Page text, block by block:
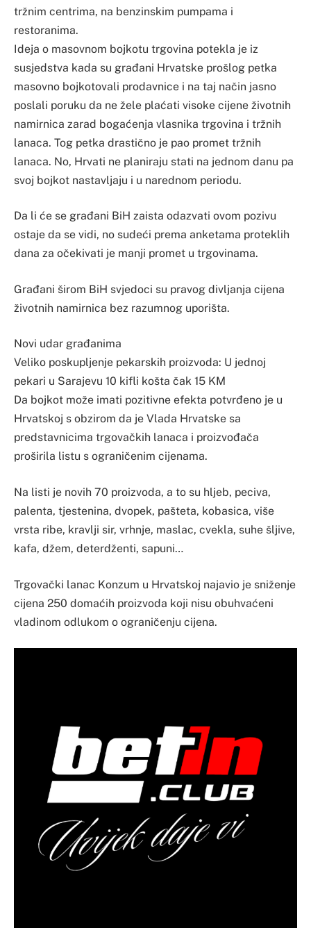
tržnim centrima, na benzinskim pumpama i
restoranima.
Ideja o masovnom bojkotu trgovina potekla je iz
susjedstva kada su građani Hrvatske prošlog petka
masovno bojkotovali prodavnice i na taj način jasno
poslali poruku da ne žele plaćati visoke cijene životnih
namirnica zarad bogaćenja vlasnika trgovina i tržnih
lanaca. Tog petka drastično je pao promet tržnih
lanaca. No, Hrvati ne planiraju stati na jednom danu pa
svoj bojkot nastavljaju i u narednom periodu.
Da li će se građani BiH zaista odazvati ovom pozivu
ostaje da se vidi, no sudeći prema anketama proteklih
dana za očekivati je manji promet u trgovinama.
Građani širom BiH svjedoci su pravog divljanja cijena
životnih namirnica bez razumnog uporišta.
Novi udar građanima
Veliko poskupljenje pekarskih proizvoda: U jednoj
pekari u Sarajevu 10 kifli košta čak 15 KM
Da bojkot može imati pozitivne efekta potvrđeno je u
Hrvatskoj s obzirom da je Vlada Hrvatske sa
predstavnicima trgovačkih lanaca i proizvođača
proširila listu s ograničenim cijenama.
Na listi je novih 70 proizvoda, a to su hljeb, peciva,
palenta, tjestenina, dvopek, pašteta, kobasica, više
vrsta ribe, kravlji sir, vrhnje, maslac, cvekla, suhe šljive,
kafa, džem, deterdženti, sapuni…
Trgovački lanac Konzum u Hrvatskoj najavio je sniženje
cijena 250 domaćih proizvoda koji nisu obuhvaćeni
vladinom odlukom o ograničenju cijena.